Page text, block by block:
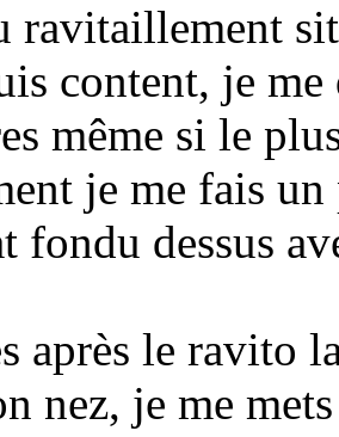
ravitaillement
content, je
même si le
je me fais un
fondu dessus
après le ravito
nez, je me